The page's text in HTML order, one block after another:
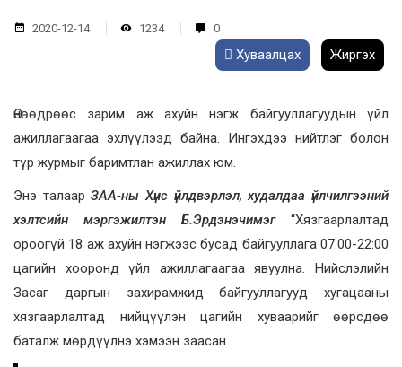
2020-12-14 1234 0
Хуваалцах Жиргэх
Өнөөдрөөс зарим аж ахуйн нэгж байгууллагуудын үйл
ажиллагаагаа эхлүүлээд байна. Ингэхдээ нийтлэг болон
түр журмыг баримтлан ажиллах юм.
Энэ талаарЗАА-ны Хүнс үйлдвэрлэл, худалдаа үйлчилгээний
хэлтсийн мэргэжилтэн Б.Эрдэнэчимэг “Хязгаарлалтад
ороогүй 18 аж ахуйн нэгжээс бусад байгууллага 07:00-22:00
цагийн хооронд үйл ажиллагаагаа явуулна. Нийслэлийн
Засаг даргын захирамжид байгууллагууд хугацааны
хязгаарлалтад нийцүүлэн цагийн хуваарийг өөрсдөө
баталж мөрдүүлнэ хэмээн заасан.